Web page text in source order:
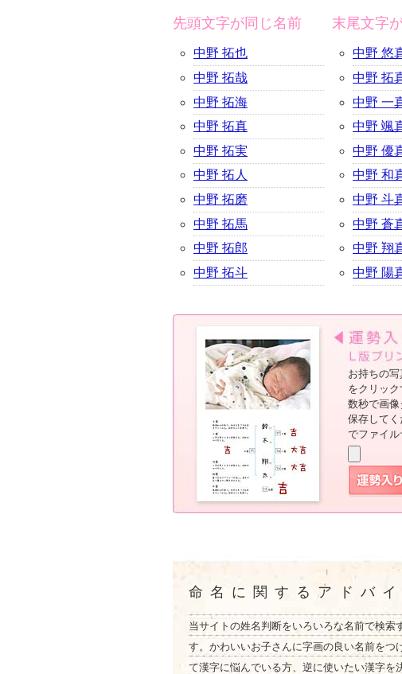
先頭文字が同じ名前
中野 拓也
中野 拓哉
中野 拓海
中野 拓真
中野 拓実
中野 拓人
中野 拓磨
中野 拓馬
中野 拓郎
中野 拓斗
末尾文字
中野 悠
中野 拓
中野 一
中野 颯
中野 優
中野 和
中野 斗
中野 蒼
中野 翔
中野 陽
お持ちの
をクリック
数秒で画像
保存して
でファイル
命名に関するアドバイ
当サイトの姓名判断をいろいろな名前で検
す。かわいいお子さんに字画の良い名前を
て漢字に悩んでいる方、逆に使いたい漢字を